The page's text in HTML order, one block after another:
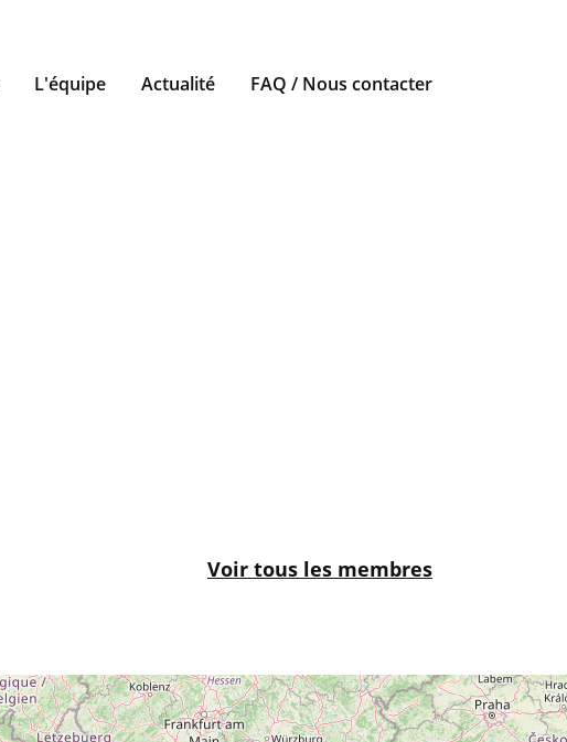
L'équipe Actualité FAQ / Nous contacter
Voir tous les membres